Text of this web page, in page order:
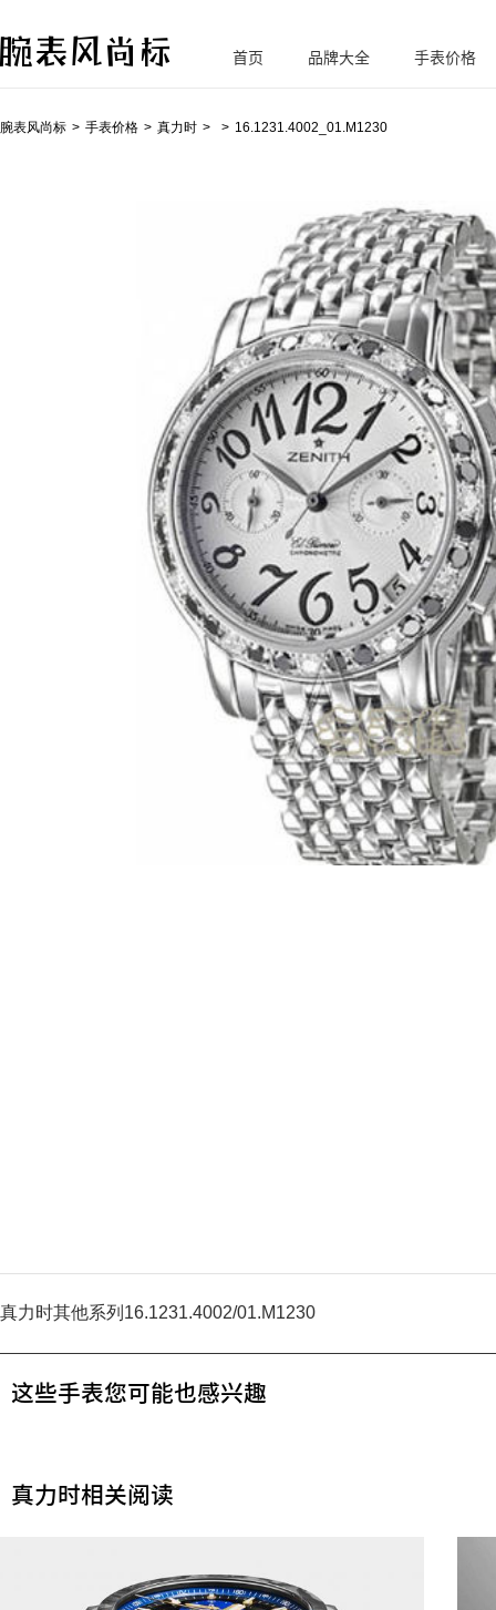
腕
首页 品牌大全 手表价格
腕表风尚标 手表价格 真力时 16.1231.4002_01.M1230
真力时其他系列16.1231.4002/01.M1230
这些手表您可能也感兴趣
真力时相关阅读